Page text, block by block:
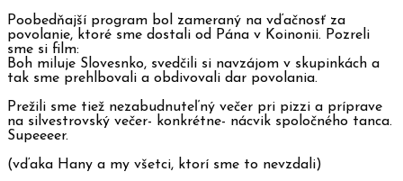
Poobedňajší program bol zameraný na vďačnosť za
povolanie, ktoré sme dostali od Pána v Koinonii. Pozreli
sme si film:
Boh miluje Slovesnko, svedčili si navzájom v skupinkách a
tak sme prehlbovali a obdivovali dar povolania.
Prežili sme tiež nezabudnuteľný večer pri pizzi a príprave
na silvestrovský večer- konkrétne- nácvik spoločného tanca.
Supeeeer.
(vďaka Hany a my všetci, ktorí sme to nevzdali)